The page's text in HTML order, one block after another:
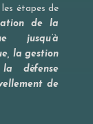
étapes de
de la
jusqu’à
la gestion
défense
de